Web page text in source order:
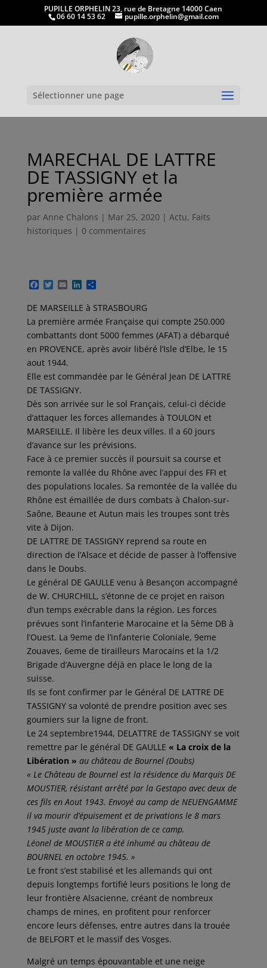
PUPILLE ORPHELIN 23, rue de Bretagne 14000 Caen
06 60 14 53 62 pupille.orphelin@gmail.com
Sélectionner une page
MARECHAL DE LATTRE
DE TASSIGNY et la
première armée
par Anne Chalons | Mar 25, 2020 | Actu, Faits
historiques | 0 commentaires
F
c
e
b
o
o
k
T
i
t
t
e
r
E
a
i
l
L
n
k
e
d
I
n
P
r
t
a
g
e
r
DE MARSEILLE à STRASBOURG
La première armée Française qui compte 250.000
combattants dont 5000 femmes (AFAT) a débarqué
en PROVENCE, après avoir libéré l’Isle d’Elbe, le 15
aout 1944.
Elle est commandée par le Général Jean DE LATTRE
DE TASSIGNY.
Dès son arrivée sur le sol Français, celui-ci décide
d’attaquer les forces allemandes à TOULON et
MARSEILLE. Il libère les deux villes. Il a 60 jours
d’avance sur les prévisions.
Face à ce premier succès il poursuit sa course et
remonte la vallée du Rhône avec l’appui des FFI et
des populations locales. Sa remontée de la vallée du
Rhône est émaillée de durs combats à Chalon-sur-
Saône, Beaune et Autun mais les troupes sont très
vite à Dijon.
DE LATTRE DE TASSIGNY reprend sa route en
direction de l’Alsace et décide de passer à l’offensive
dans le Doubs.
Le général DE GAULLE venu à Besançon accompagné
de W. CHURCHILL, s’étonne de ce projet en raison
d’un temps exécrable dans la région. Les forces
prévues sont l’infanterie Marocaine et la 5ème DB à
l’Ouest. La 9eme de l’infanterie Coloniale, 9eme
Zouaves, 6eme de tirailleurs Marocains et la 1/2
Brigade d’Auvergne déjà en place le long de la
suisse.
Ils se font confirmer par le Général DE LATTRE DE
TASSIGNY sa volonté de prendre position avec ses
goumiers sur la ligne de front.
Le 24 septembre1944, DELATTRE de TASSIGNY se voit
remettre par le général DE GAULLE « La croix de la
Libération » au château de Bournel (Doubs)
« Le Château de Bournel est la résidence du Marquis DE
MOUSTIER, résistant arrêté par la Gestapo avec deux de
ces fils en Aout 1943. Envoyé au camp de NEUENGAMME
il va mourir d’épuisement et de privations le 8 mars
1945 juste avant la libération de ce camp.
Léonel de MOUSTIER a été inhumé au château de
BOURNEL en octobre 1945. »
Le front s’est stabilisé et les allemands qui ont
depuis longtemps fortifié leurs positions le long de
leur frontière Alsacienne, créant de nombreux
champs de mines, en profitent pour renforcer
encore leurs défenses, entre autres dans la trouée
de BELFORT et le massif des Vosges.
Malgré un temps épouvantable et une neige